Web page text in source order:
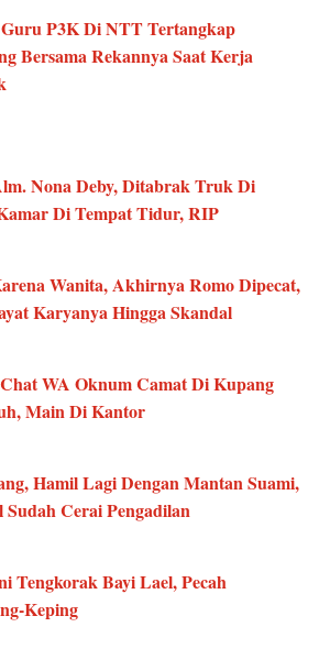
P3K Di NTT Tertangkap
Bersama Rekannya Saat Kerja
Nona Deby, Ditabrak Truk Di
Di Tempat Tidur, RIP
Wanita, Akhirnya Romo Dipecat,
Karyanya Hingga Skandal
WA Oknum Camat Di Kupang
Main Di Kantor
Hamil Lagi Dengan Mantan Suami,
Sudah Cerai Pengadilan
Tengkorak Bayi Lael, Pecah
Keping